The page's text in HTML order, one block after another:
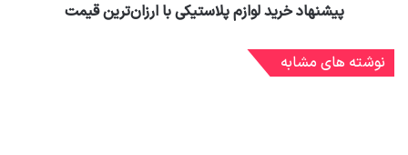
پیشنهاد خرید لوازم پلاستیکی با ارزان‌ترین قیمت
نوشته های مشابه